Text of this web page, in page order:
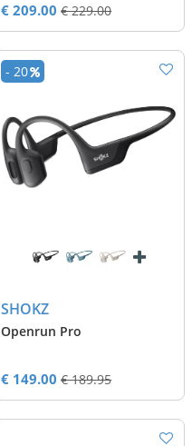
€ 209.00 € 229.00
SHOKZ
Openrun Pro
€ 149.00 € 189.95
- 20